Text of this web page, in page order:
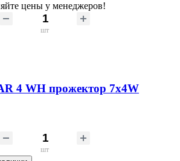
цены у менеджеров!
шт
4 WH прожектор 7x4W
шт